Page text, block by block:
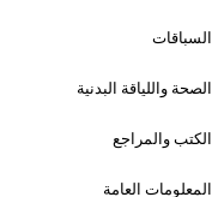
السباقات
الصحة واللياقة البدنية
الكتب والمراجع
المعلومات العامة